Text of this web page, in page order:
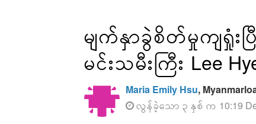
မျက်နှာခွဲစိတ်မှုကျ
မင်းသမီးကြီး Lee
Maria Emily Hsu,
လွန်ခဲ့သော ၃ နှစ် က 10:19